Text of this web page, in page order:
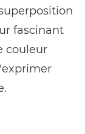
fascinant
couleur